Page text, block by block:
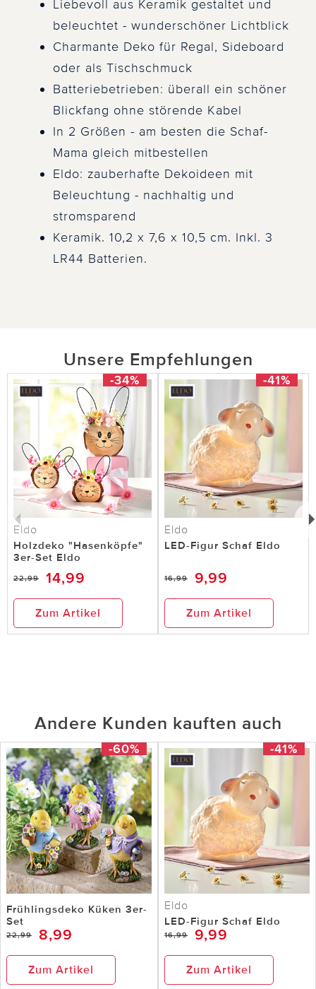
Liebevoll aus Keramik gestaltet und
beleuchtet - wunderschöner Lichtblick
Charmante Deko für Regal, Sideboard
oder als Tischschmuck
Batteriebetrieben: überall ein schöner
Blickfang ohne störende Kabel
In 2 Größen - am besten die Schaf-
Mama gleich mitbestellen
Eldo: zauberhafte Dekoideen mit
Beleuchtung - nachhaltig und
stromsparend
Keramik. 10,2 x 7,6 x 10,5 cm. Inkl. 3
LR44 Batterien.
Unsere Empfehlungen
-34%
Eldo
Holzdeko "Hasenköpfe"
3er-Set Eldo
22,99 14,99
Zum Artikel
-41%
Eldo
LED-Figur Schaf Eldo
16,99 9,99
Zum Artikel
Andere Kunden kauften auch
-60%
Frühlingsdeko Küken 3er-
Set
22,99 8,99
Zum Artikel
-41%
Eldo
LED-Figur Schaf Eldo
16,99 9,99
Zum Artikel